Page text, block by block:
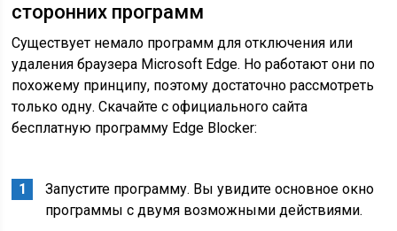
сторонних программ
Существует немало программ для отключения или
удаления браузера Microsoft Edge. Но работают они по
похожему принципу, поэтому достаточно рассмотреть
только одну. Скачайте с официального сайта
бесплатную программу Edge Blocker:
Запустите программу. Вы увидите основное окно
программы с двумя возможными действиями.